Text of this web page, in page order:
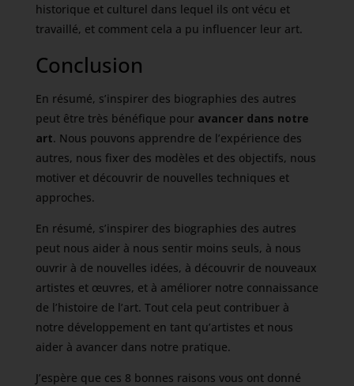
historique et culturel dans lequel ils ont vécu et
travaillé, et comment cela a pu influencer leur art.
Conclusion
En résumé, s’inspirer des biographies des autres
peut être très bénéfique pour avancer dans notre
art. Nous pouvons apprendre de l’expérience des
autres, nous fixer des modèles et des objectifs, nous
motiver et découvrir de nouvelles techniques et
approches.
En résumé, s’inspirer des biographies des autres
peut nous aider à nous sentir moins seuls, à nous
ouvrir à de nouvelles idées, à découvrir de nouveaux
artistes et œuvres, et à améliorer notre connaissance
de l’histoire de l’art. Tout cela peut contribuer à
notre développement en tant qu’artistes et nous
aider à avancer dans notre pratique.
J’espère que ces 8 bonnes raisons vous ont donné